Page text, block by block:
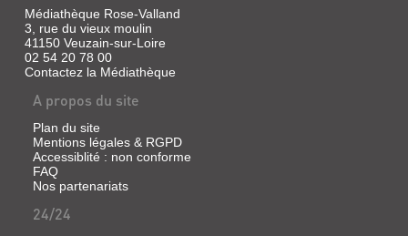
des
forces
de
police
de
Baltimore...
SUR
ÉCOUTE
THE
photographe.
Une
autre
affaire
les
retient
sur
place
et
la
rencontre
avec
une
bell...
Médiathèque Rose-Valland
3, rue du vieux moulin
41150 Veuzain-sur-Loire
02 54 20 78 00
Contactez la Médiathèque
A propos du site
Plan du site
Mentions légales & RGPD
Accessiblité : non conforme
FAQ
Nos partenariats
24/24